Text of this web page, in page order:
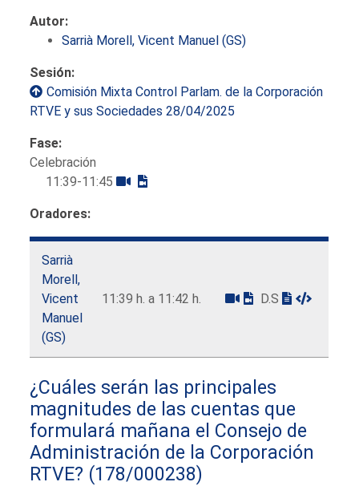
Autor:
Sarrià Morell, Vicent Manuel (GS)
Sesión:
Comisión Mixta Control Parlam. de la Corporación
RTVE y sus Sociedades 28/04/2025
Fase:
Celebración
11:39-11:45
Oradores:
Sarrià
Morell,
Vicent
Manuel
(GS)
11:39 h. a 11:42 h. D.S
¿Cuáles serán las principales
magnitudes de las cuentas que
formulará mañana el Consejo de
Administración de la Corporación
RTVE? (178/000238)